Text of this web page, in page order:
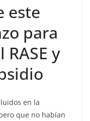
este
para
y
en la
que no habían